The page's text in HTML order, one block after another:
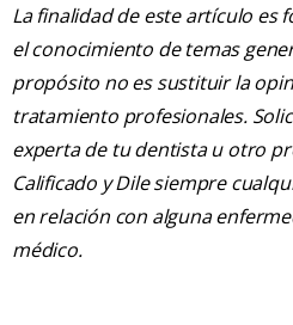
La finalidad de este artículo es
el conocimiento de temas
propósito no es sustituir la
tratamiento profesionales.
experta de tu dentista u otro
Calificado y Dile siempre
en relación con alguna
médico.